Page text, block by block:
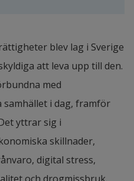
blev lag i Sverige
att leva upp till den.
med
samhället i dag, framför
yttrar sig i
skillnader,
digital stress,